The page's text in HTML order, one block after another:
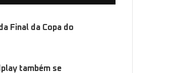
Final da Copa do
também se